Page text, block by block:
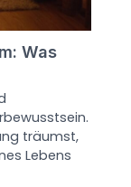
Was
träumst,
Lebens